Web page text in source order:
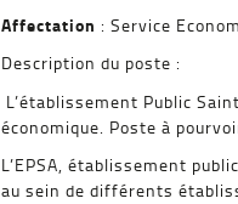
Affectation : Service
Description du poste :
L’établissement Public
économique. Poste à
L’EPSA, établissement
au sein de différents